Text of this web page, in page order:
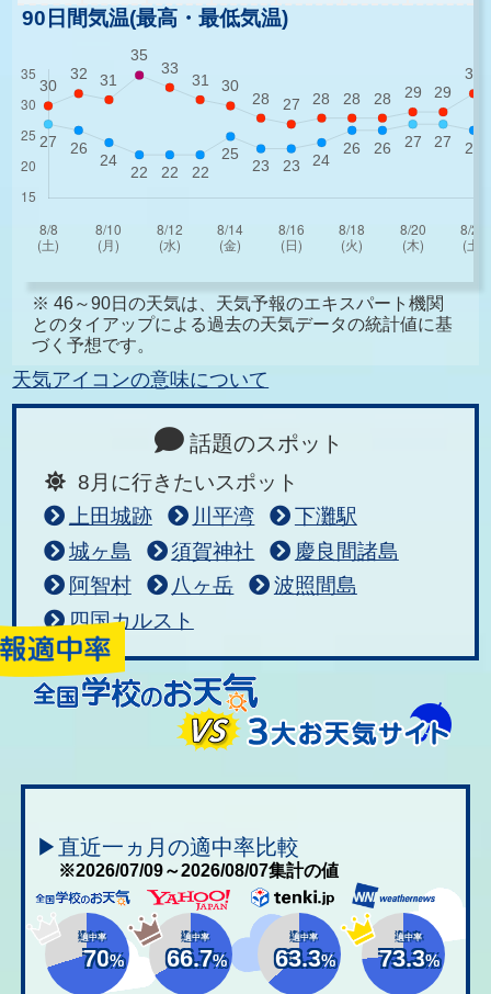
90日間気温(最高・最低気温)
※ 46～90日の天気は、天気予報のエキスパート機関
とのタイアップによる過去の天気データの統計値に基
づく予想です。
天気アイコンの意味について
話題のスポット
8月に行きたいスポット
上田城跡
川平湾
下灘駅
城ヶ島
須賀神社
慶良間諸島
阿智村
八ヶ岳
波照間島
四国カルスト
▶直近一ヵ月の適中率比較
※2026/07/09～2026/08/07集計の値
適中率
70%
適中率
66.7%
適中率
63.3%
適中率
73.3%